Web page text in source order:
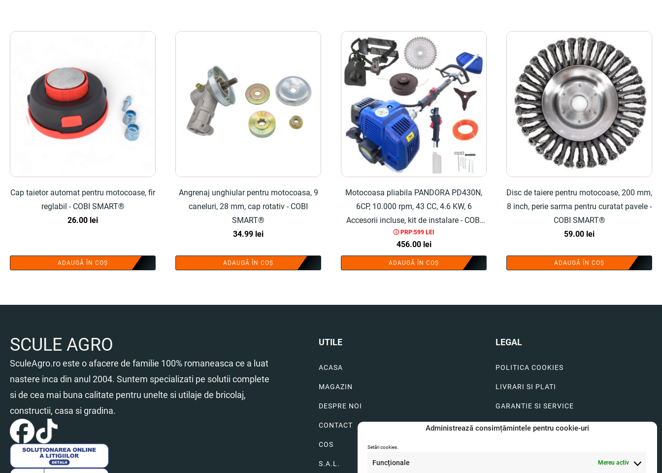
Administrează consimțămintele pentru cookie-uri
Setări cookies.
Funcționale Mereu activ
Cap taietor automat pentru motocoase, fir
reglabil - COBI SMART®
26.00 lei
ADAUGĂ ÎN COȘ
Angrenaj unghiular pentru motocoasa, 9
caneluri, 28 mm, cap rotativ - COBI
SMART®
34.99 lei
ADAUGĂ ÎN COȘ
Motocoasa pliabila PANDORA PD430N,
6CP, 10.000 rpm, 43 CC, 4.6 KW, 6
Accesorii incluse, kit de instalare - COBI
SMART®
ⓘ PRP:599 LEI
456.00 lei
ADAUGĂ ÎN COȘ
Disc de taiere pentru motocoase, 200 mm,
8 inch, perie sarma pentru curatat pavele -
COBI SMART®
59.00 lei
ADAUGĂ ÎN COȘ
SCULE AGRO
SculeAgro.ro este o afacere de familie 100% romaneasca ce a luat
nastere inca din anul 2004. Suntem specializati pe solutii complete
si de cea mai buna calitate pentru unelte si utilaje de bricolaj,
constructii, casa si gradina.
UTILE
ACASA
MAGAZIN
DESPRE NOI
CONTACT
COS
S.A.L.
LEGAL
POLITICA COOKIES
LIVRARI SI PLATI
GARANTIE SI SERVICE
FORMULAR SERVICE